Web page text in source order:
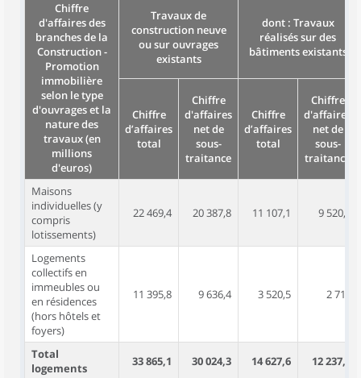
Chiffre
d'affaires des
branches de la
Construction -
Promotion
immobilière
selon le type
d'ouvrages et la
nature des
travaux (en
millions
d'euros)
Travaux de
construction neuve
ou sur ouvrages
existants
dont : Travaux
réalisés sur des
bâtiments existants
Chiffre
d’affaires
total
Chiffre
d'affaires
net de
sous-
traitance
Chiffre
d’affaires
total
Chiffre
d'affaires
net de
sous-
traitance
Maisons
individuelles (y
compris
lotissements)
22 469,4 20 387,8 11 107,1 9 520,1
Logements
collectifs en
immeubles ou
en résidences
(hors hôtels et
foyers)
11 395,8 9 636,4 3 520,5 2 717
Total
logements
33 865,1 30 024,3 14 627,6 12 237,1